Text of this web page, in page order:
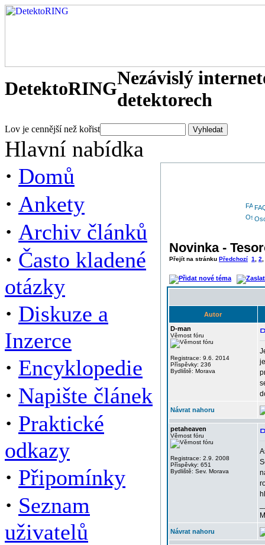
DetektoRINGNezávislý
detektorech
Lov je cennější než kořist
Hlavní nabídka
· Domů
· Ankety
· Archiv článků
· Často kladené
otázky
· Diskuze a
Inzerce
· Encyklopedie
· Napište článek
· Praktické
odkazy
· Připomínky
· Seznam
uživatelů
Novinka -
Přejít na stránku Předchozí 1 2
Autor
D-man
Věrnost fóru
Registrace: 9.6. 2014
Příspěvky: 236
Bydliště: Morava
Návrat nahoru
petaheaven
Věrnost fóru
Registrace: 2.9. 2008
Příspěvky: 651
Bydliště: Sev. Morava
Návrat nahoru